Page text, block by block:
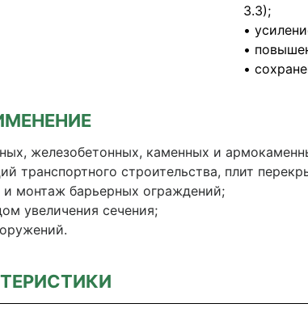
3.3);
•
•
•
железобетонных, каменных и
транспортного строительства, плит
монтаж барьерных ограждений;
увеличения сечения;